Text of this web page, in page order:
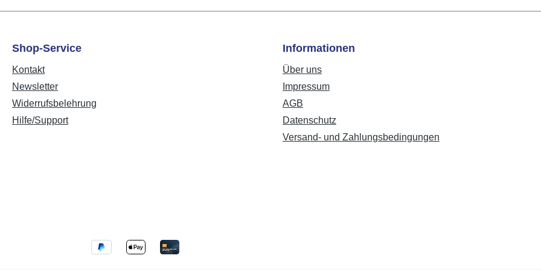
lub
Shop-Service
Kontakt
Newsletter
Widerrufsbelehrung
Hilfe/Support
Informationen
Über uns
Impressum
AGB
Datenschutz
Versand- und Zahlungsbedingungen